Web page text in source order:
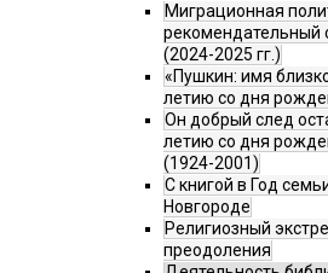
Миграционная
рекомендательный
(2024-2025 гг.)
«Пушкин: имя
летию со дня
Он добрый след
летию со дня
(1924-2001)
С книгой в Год
Новгороде
Религиозный
преодоления